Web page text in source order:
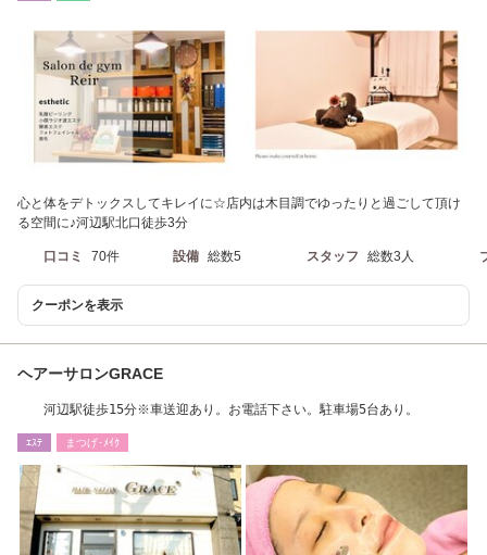
心と体をデトックスしてキレイに☆店内は木目調でゆったりと過ごして頂け
る空間に♪河辺駅北口徒歩3分
口コミ 70件 設備 総数5 スタッフ 総数3人
クーポンを表示
ヘアーサロンGRACE
河辺駅徒歩15分※車送迎あり。お電話下さい。駐車場5台あり。
ｴｽﾃ まつげ･ﾒｲｸ